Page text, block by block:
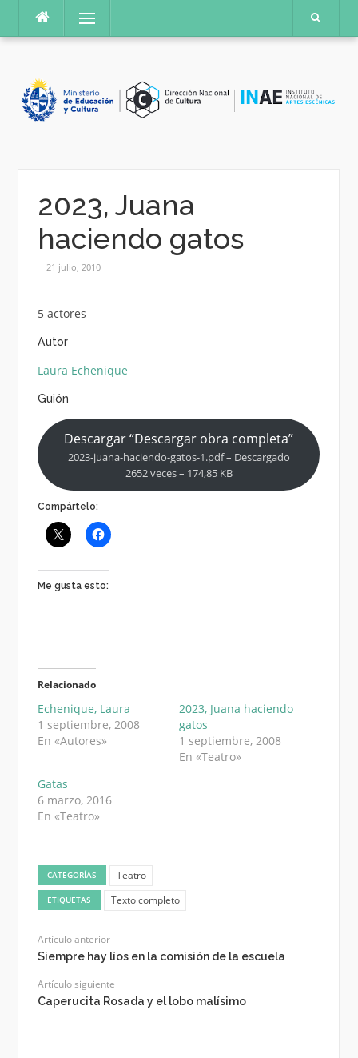
contenido
Menú
2023, Juana
haciendo gatos
21 julio, 2010
5 actores
Autor
Laura Echenique
Guión
Descargar “Descargar obra completa”
2023-juana-haciendo-gatos-1.pdf – Descargado
2652 veces – 174,85 KB
Compártelo:
Me gusta esto:
Relacionado
Echenique, Laura
1 septiembre, 2008
En «Autores»
2023, Juana haciendo
gatos
1 septiembre, 2008
En «Teatro»
Gatas
6 marzo, 2016
En «Teatro»
CATEGORÍAS Teatro
ETIQUETAS Texto completo
Artículo anterior
Siempre hay líos en la comisión de la escuela
Artículo siguiente
Caperucita Rosada y el lobo malísimo